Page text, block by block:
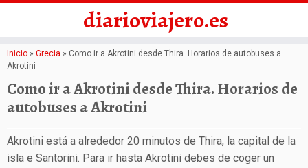
Saltar
al
contenido
diarioviajero.es
Inicio » Grecia » Como ir a Akrotini desde Thira. Horarios de autobuses a
Akrotini
Como ir a Akrotini desde Thira. Horarios de
autobuses a Akrotini
Akrotini está a alrededor 20 minutos de Thira, la capital de la
isla e Santorini. Para ir hasta Akrotini debes de coger un